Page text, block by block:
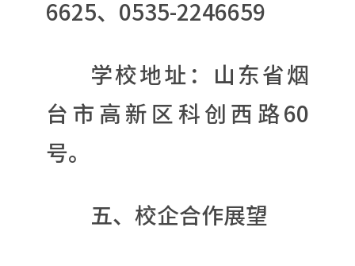
6625、0535-2246659
学校地址：山东省烟
台市高新区科创西路60
号。
五、校企合作展望